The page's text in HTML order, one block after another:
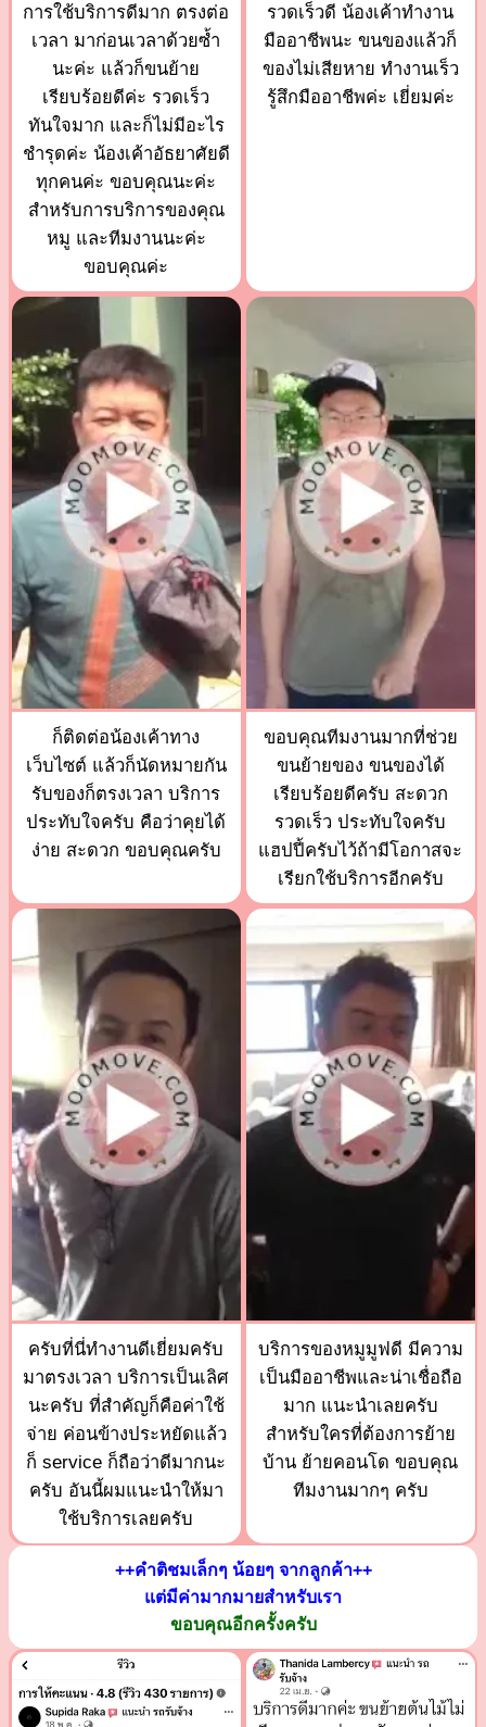
การใช้บริการดีมาก ตรงต่อ
เวลา มาก่อนเวลาด้วยซ้ำ
นะค่ะ แล้วก็ขนย้าย
เรียบร้อยดีค่ะ รวดเร็ว
ทันใจมาก และก็ไม่มีอะไร
ชำรุดค่ะ น้องเค้าอัธยาศัยดี
ทุกคนค่ะ ขอบคุณนะค่ะ
สำหรับการบริการของคุณ
หมู และทีมงานนะค่ะ
ขอบคุณค่ะ
รวดเร็วดี น้องเค้าทำงาน
มืออาชีพนะ ขนของแล้วก็
ของไม่เสียหาย ทำงานเร็ว
รู้สึกมืออาชีพค่ะ เยี่ยมค่ะ
ก็ติดต่อน้องเค้าทาง
เว็บไซต์ แล้วก็นัดหมายกัน
รับของก็ตรงเวลา บริการ
ประทับใจครับ คือว่าคุยได้
ง่าย สะดวก ขอบคุณครับ
ขอบคุณทีมงานมากที่ช่วย
ขนย้ายของ ขนของได้
เรียบร้อยดีครับ สะดวก
รวดเร็ว ประทับใจครับ
แฮปปี้ครับไว้ถ้ามีโอกาสจะ
เรียกใช้บริการอีกครับ
ครับที่นี่ทำงานดีเยี่ยมครับ
มาตรงเวลา บริการเป็นเลิศ
นะครับ ที่สำคัญก็คือค่าใช้
จ่าย ค่อนข้างประหยัดแล้ว
ก็ service ก็ถือว่าดีมากนะ
ครับ อันนี้ผมแนะนำให้มา
ใช้บริการเลยครับ
บริการของหมูมูฟดี มีความ
เป็นมืออาชีพและน่าเชื่อถือ
มาก แนะนำเลยครับ
สำหรับใครที่ต้องการย้าย
บ้าน ย้ายคอนโด ขอบคุณ
ทีมงานมากๆ ครับ
++คำติชมเล็กๆ น้อยๆ จากลูกค้า++
แต่มีค่ามากมายสำหรับเรา
ขอบคุณอีกครั้งครับ